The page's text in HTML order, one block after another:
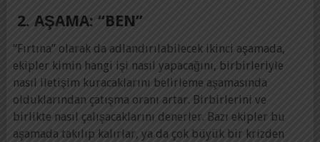
2. AŞAMA: “BEN”
“Fırtına” olarak da adlandırılabilecek ikinci aşamada,
ekipler kimin hangi işi nasıl yapacağını, birbirleriyle
nasıl iletişim kuracaklarını belirleme aşamasında
olduklarından çatışma oranı artar. Birbirlerini ve
birlikte nasıl çalışacaklarını denerler. Bazı ekipler bu
aşamada takılıp kalırlar, ya da çok büyük bir krizden